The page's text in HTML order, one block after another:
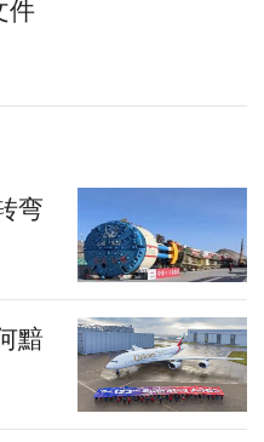
件
弯
黯